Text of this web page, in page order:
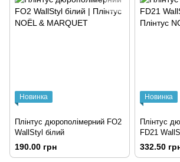
Новинка
Плінтус дюрополімерний FO2
WallStyl білий
190.00 грн
Новинка
Плінтус
FD21
332.50